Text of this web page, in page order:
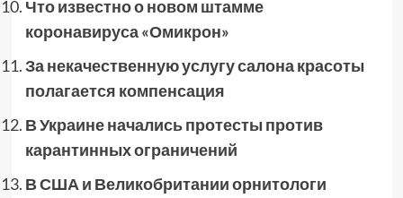
Что известно о новом штамме
коронавируса «Омикрон»
За некачественную услугу салона красоты
полагается компенсация
В Украине начались протесты против
карантинных ограничений
В США и Великобритании орнитологи